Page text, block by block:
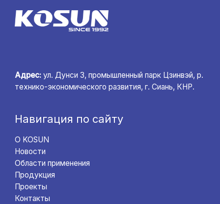
Адрес: ул. Дунси 3, промышленный парк Цзинвэй, р.
технико-экономического развития, г. Сиань, КНР.
Навигация по сайту
О KOSUN
Новости
Области применения
Продукция
Проекты
Контакты